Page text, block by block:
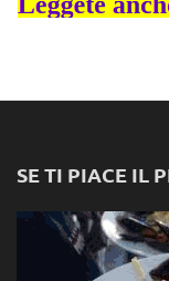
SE TI PIACE IL